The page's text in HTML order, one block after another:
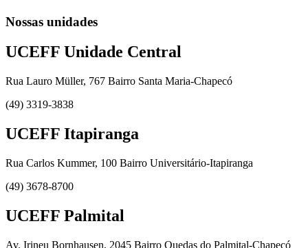
Nossas unidades
UCEFF Unidade Central
Rua Lauro Müller, 767 Bairro Santa Maria-Chapecó
(49) 3319-3838
UCEFF Itapiranga
Rua Carlos Kummer, 100 Bairro Universitário-Itapiranga
(49) 3678-8700
UCEFF Palmital
Av. Irineu Bornhausen, 2045 Bairro Quedas do Palmital-Chapecó